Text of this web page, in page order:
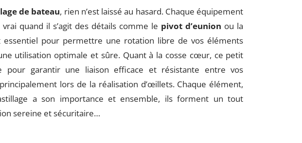
de bateau, rien n’est laissé au hasard. Chaque équipement
quand il s’agit des détails comme le pivot d’eunion ou la
pour permettre une rotation libre de vos éléments
utilisation optimale et sûre. Quant à la cosse cœur, ce petit
pour garantir une liaison efficace et résistante entre vos
lors de la réalisation d’œillets. Chaque élément,
a son importance et ensemble, ils forment un tout
sereine et sécuritaire…